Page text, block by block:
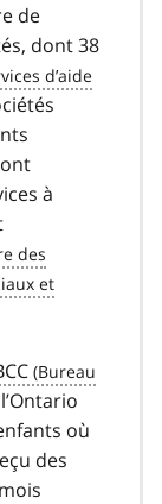
de
dont 38
à
où
des